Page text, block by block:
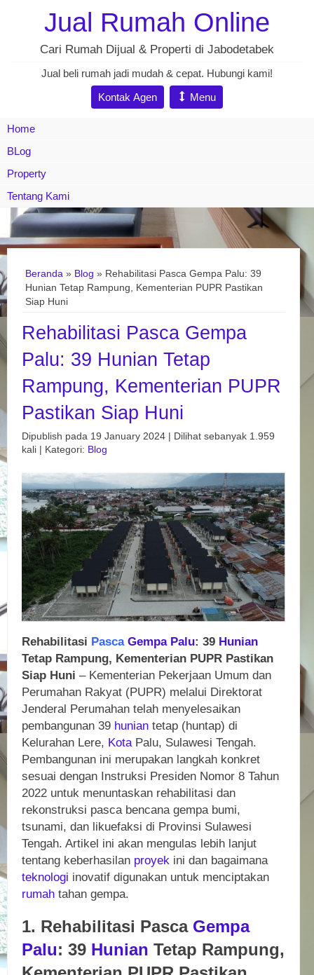
Jual Rumah Online
Cari Rumah Dijual & Properti di Jabodetabek
Jual beli rumah jadi mudah & cepat. Hubungi kami!
Kontak Agen
Menu
Home
BLog
Property
Tentang Kami
Beranda » Blog » Rehabilitasi Pasca Gempa Palu: 39
Hunian Tetap Rampung, Kementerian PUPR Pastikan
Siap Huni
Rehabilitasi Pasca Gempa
Palu: 39 Hunian Tetap
Rampung, Kementerian PUPR
Pastikan Siap Huni
Dipublish pada 19 January 2024 | Dilihat sebanyak 1.959
kali | Kategori: Blog
Rehabilitasi Pasca Gempa Palu: 39 Hunian
Tetap Rampung, Kementerian PUPR Pastikan
Siap Huni – Kementerian Pekerjaan Umum dan
Perumahan Rakyat (PUPR) melalui Direktorat
Jenderal Perumahan telah menyelesaikan
pembangunan 39 hunian tetap (huntap) di
Kelurahan Lere, KotaPalu, Sulawesi Tengah.
Pembangunan ini merupakan langkah konkret
sesuai dengan Instruksi Presiden Nomor 8 Tahun
2022 untuk menuntaskan rehabilitasi dan
rekonstruksi pasca bencana gempa bumi,
tsunami, dan likuefaksi di Provinsi Sulawesi
Tengah. Artikel ini akan mengulas lebih lanjut
tentang keberhasilan proyek ini dan bagaimana
teknologi inovatif digunakan untuk menciptakan
rumah tahan gempa.
1. Rehabilitasi Pasca Gempa
Palu: 39 Hunian Tetap Rampung,